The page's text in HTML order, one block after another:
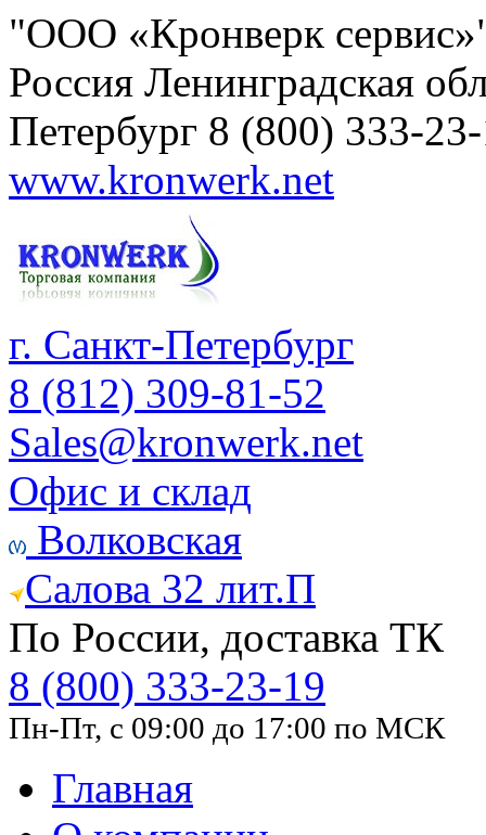
"ООО «Кронверк
Россия Ленинградская
Петербург 8 (800) 333-
www.kronwerk.net
г. Санкт-Петербург
8 (812) 309-81-52
Sales@kronwerk.net
Офис и склад
Волковская
Салова 32 лит.П
По России, доставка ТК
8 (800) 333-23-19
Пн-Пт, с 09:00 до 17:00 по МСК
Главная